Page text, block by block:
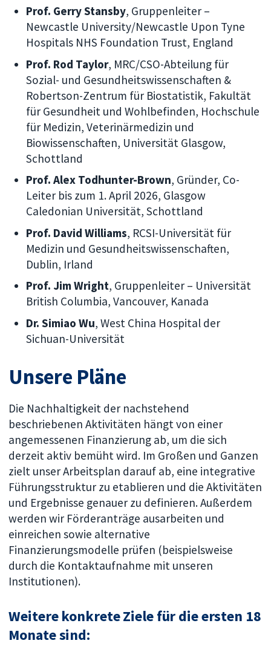
Prof. Gerry Stansby, Gruppenleiter –
Newcastle University/Newcastle Upon Tyne
Hospitals NHS Foundation Trust, England
Prof. Rod Taylor, MRC/CSO-Abteilung für
Sozial- und Gesundheitswissenschaften &
Robertson-Zentrum für Biostatistik, Fakultät
für Gesundheit und Wohlbefinden, Hochschule
für Medizin, Veterinärmedizin und
Biowissenschaften, Universität Glasgow,
Schottland
Prof. Alex Todhunter-Brown, Gründer, Co-
Leiter bis zum 1. April 2026, Glasgow
Caledonian Universität, Schottland
Prof. David Williams, RCSI-Universität für
Medizin und Gesundheitswissenschaften,
Dublin, Irland
Prof. Jim Wright, Gruppenleiter – Universität
British Columbia, Vancouver, Kanada
Dr. Simiao Wu, West China Hospital der
Sichuan-Universität
Unsere Pläne
Die Nachhaltigkeit der nachstehend
beschriebenen Aktivitäten hängt von einer
angemessenen Finanzierung ab, um die sich
derzeit aktiv bemüht wird. Im Großen und Ganzen
zielt unser Arbeitsplan darauf ab, eine integrative
Führungsstruktur zu etablieren und die Aktivitäten
und Ergebnisse genauer zu definieren. Außerdem
werden wir Förderanträge ausarbeiten und
einreichen sowie alternative
Finanzierungsmodelle prüfen (beispielsweise
durch die Kontaktaufnahme mit unseren
Institutionen).
Weitere konkrete Ziele für die ersten 18
Monate sind: